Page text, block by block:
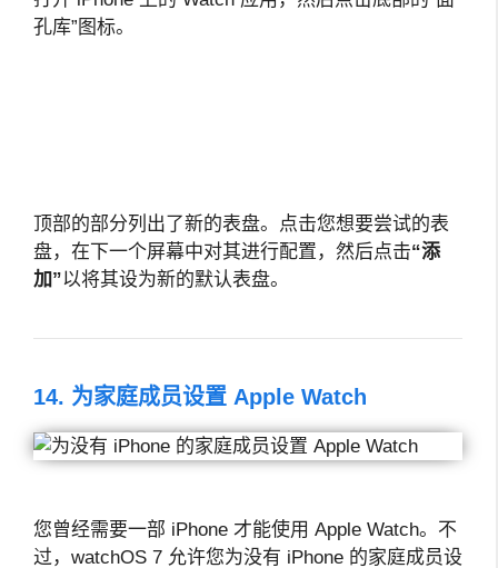
孔库”图标。
顶部的部分列出了新的表盘。点击您想要尝试的表
盘，在下一个屏幕中对其进行配置，然后点击“添
加”以将其设为新的默认表盘。
14. 为家庭成员设置 Apple Watch
您曾经需要一部 iPhone 才能使用 Apple Watch。不
过，watchOS 7 允许您为没有 iPhone 的家庭成员设